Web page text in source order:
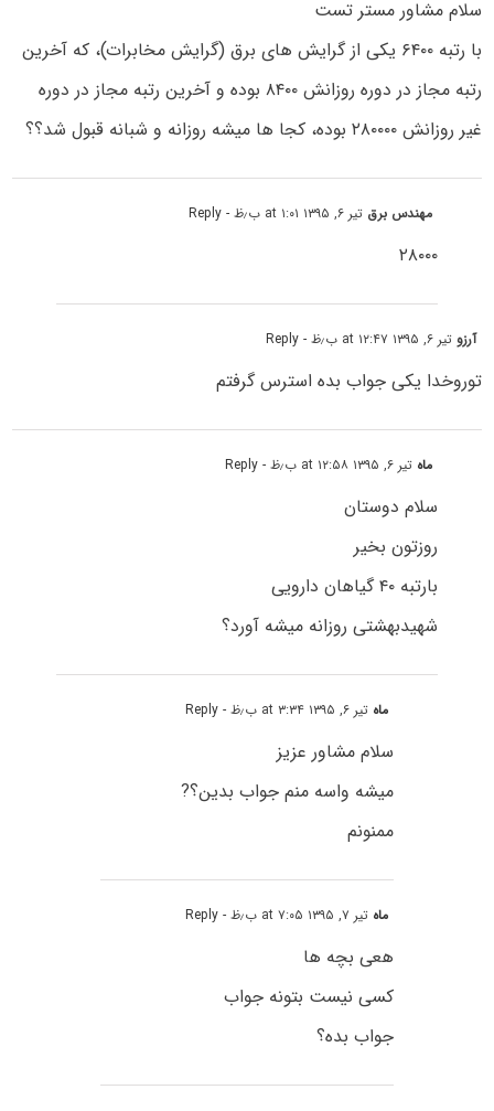
سلام مشاور مستر تست
با رتبه ۶۴۰۰ یکی از گرایش های برق (گرایش مخابرات)، که آخرین
رتبه مجاز در دوره روزانش ۸۴۰۰ بوده و آخرین رتبه مجاز در دوره
غیر روزانش ۲۸۰۰۰۰ بوده، کجا ها میشه روزانه و شبانه قبول شد؟؟
مهندس برق تیر ۶, ۱۳۹۵ at ۱:۰۱ ب٫ظ - Reply
۲۸۰۰۰
آرزوتیر ۶, ۱۳۹۵ at ۱۲:۴۷ ب٫ظ - Reply
توروخدا یکی جواب بده استرس گرفتم
ماه تیر ۶, ۱۳۹۵ at ۱۲:۵۸ ب٫ظ - Reply
سلام دوستان
روزتون بخیر
بارتبه ۴۰ گیاهان دارویی
شهیدبهشتی روزانه میشه آورد؟
ماه تیر ۶, ۱۳۹۵ at ۳:۳۴ ب٫ظ - Reply
سلام مشاور عزیز
میشه واسه منم جواب بدین؟?
ممنونم
ماه تیر ۷, ۱۳۹۵ at ۷:۰۵ ب٫ظ - Reply
هعی بچه ها
کسی نیست بتونه جواب
جواب بده؟